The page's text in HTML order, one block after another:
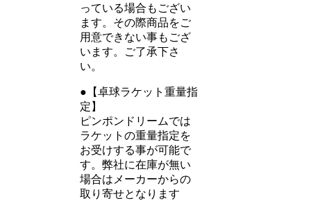
っている場合もござい
ます。その際商品をご
用意できない事もござ
います。ご了承下さ
い。
●【卓球ラケット重量指
定】
ピンポンドリームでは
ラケットの重量指定を
お受けする事が可能で
す。弊社に在庫が無い
場合はメーカーからの
取り寄せとなります